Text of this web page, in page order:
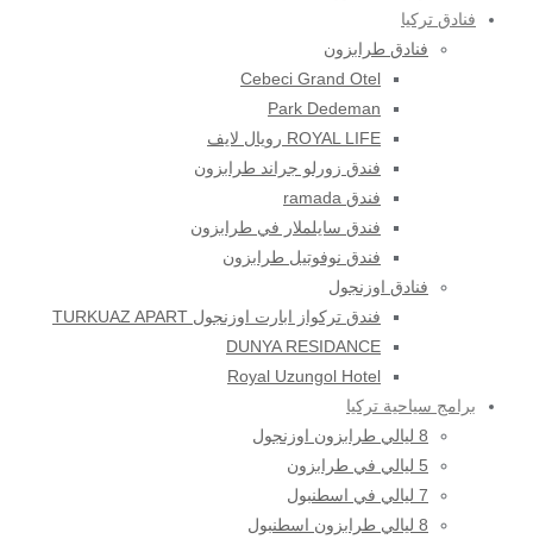
فنادق تركيا
فنادق طرابزون
Cebeci Grand Otel
Park Dedeman
ROYAL LIFE رويال لايف
فندق زورلو جراند طرابزون
فندق ramada
فندق سايلملار في طرابزون
فندق نوفوتيل طرابزون
فنادق اوزنجول
فندق تركواز ابارت اوزنجول TURKUAZ APART
DUNYA RESIDANCE
Royal Uzungol Hotel
برامج سياحية تركيا
8 ليالي طرابزون اوزنجول
5 ليالي في طرابزون
7 ليالي في اسطنبول
8 ليالي طرابزون اسطنبول